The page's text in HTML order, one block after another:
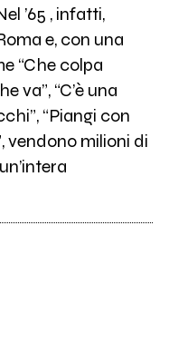
’65 , infatti,
e, con una
“Che colpa
va”, “C’è una
“Piangi con
vendono milioni di